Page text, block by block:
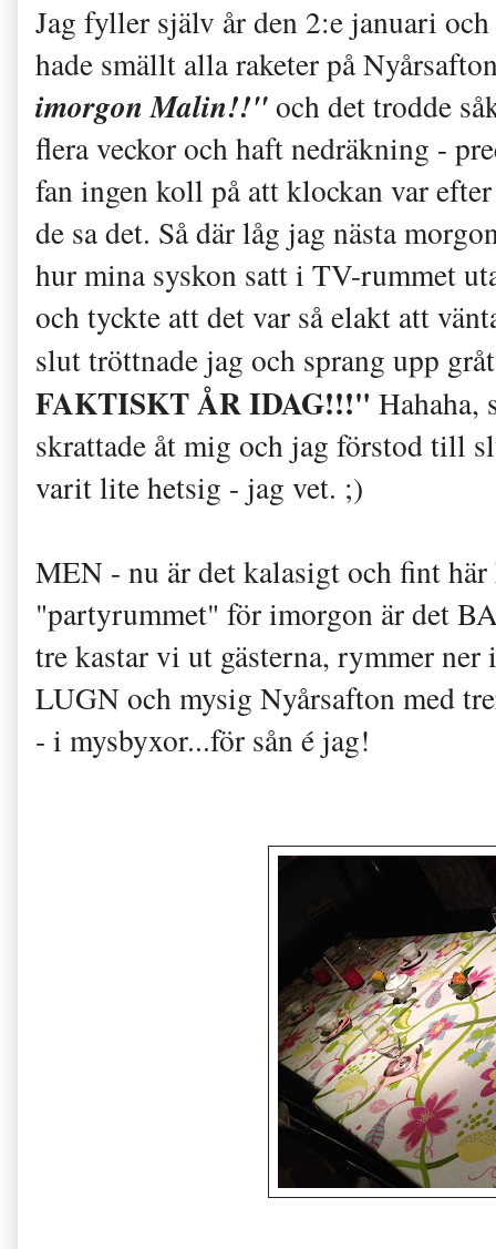
Jag fyller själv år den 2:e januari
hade smällt alla raketer på
imorgon Malin!!"och det trodde
flera veckor och haft nedräkning -
fan ingen koll på att klockan var
de sa det. Så där låg jag nästa
hur mina syskon satt i TV-rummet
och tyckte att det var så elakt att
slut tröttnade jag och sprang upp
FAKTISKT ÅR IDAG!!!" Hahaha,
skrattade åt mig och jag förstod till
varit lite hetsig - jag vet. ;)
MEN - nu är det kalasigt och fint
"partyrummet" för imorgon är det
tre kastar vi ut gästerna, rymmer
LUGN och mysig Nyårsafton med
- i mysbyxor...för sån é jag!